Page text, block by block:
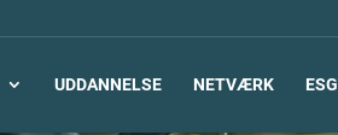
UDDANNELSE NETVÆRK ESG